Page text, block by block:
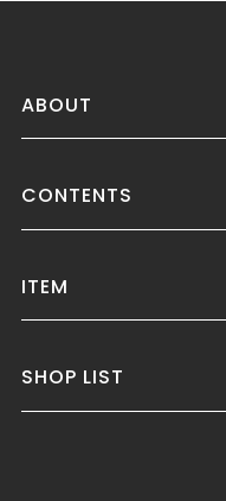
ABOUT
CONTENTS
ITEM
SHOP LIST